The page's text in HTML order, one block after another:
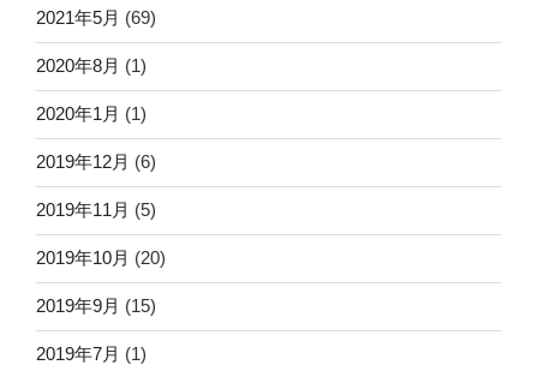
2021年5月 (69)
2020年8月 (1)
2020年1月 (1)
2019年12月 (6)
2019年11月 (5)
2019年10月 (20)
2019年9月 (15)
2019年7月 (1)